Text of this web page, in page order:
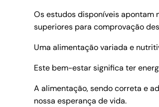
Os estudos disponíveis apontam
superiores para comprovação
Uma alimentação variada e
Este bem-estar significa ter
A alimentação, sendo correta e
nossa esperança de vida.